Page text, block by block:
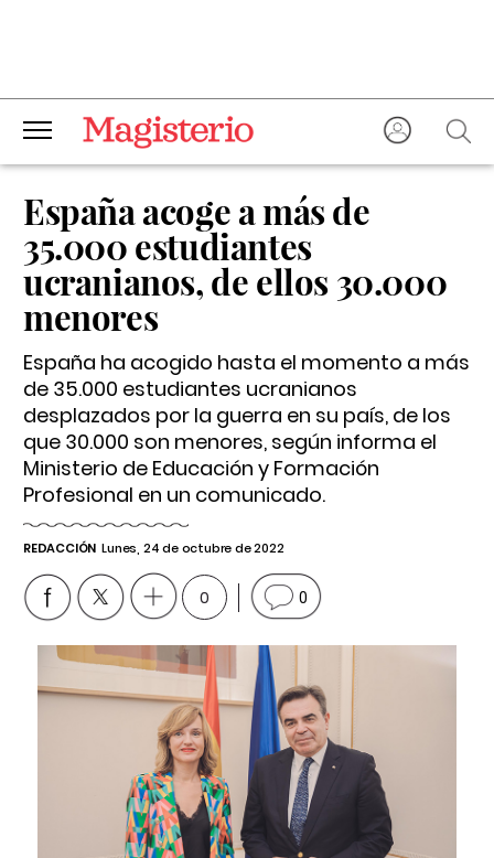
España acoge a más de
35.000 estudiantes
ucranianos, de ellos 30.000
menores
España ha acogido hasta el momento a más
de 35.000 estudiantes ucranianos
desplazados por la guerra en su país, de los
que 30.000 son menores, según informa el
Ministerio de Educación y Formación
Profesional en un comunicado.
REDACCIÓN Lunes, 24 de octubre de 2022
0 0